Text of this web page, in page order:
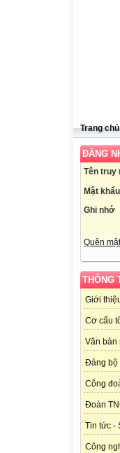
Trang chủ
ĐĂNG
Tên truy
Mật khẩu
Ghi nhớ
Quên
THÔNG
Giới
Cơ cấu
Văn bản
Đảng bộ
Công
Đoàn
Tin tức -
Công